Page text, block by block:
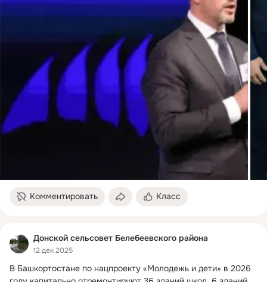
Комментировать Класс
Донской сельсовет Белебеевского района
12 дек 2025
В Башкортостане по нацпроекту «Молодежь и дети» в 2026